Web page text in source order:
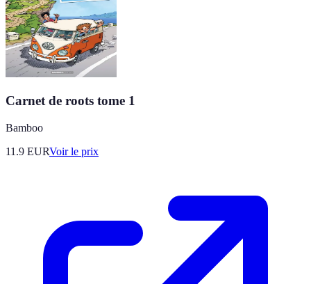
Carnet de roots tome 1
Bamboo
11.9 EURVoir le prix